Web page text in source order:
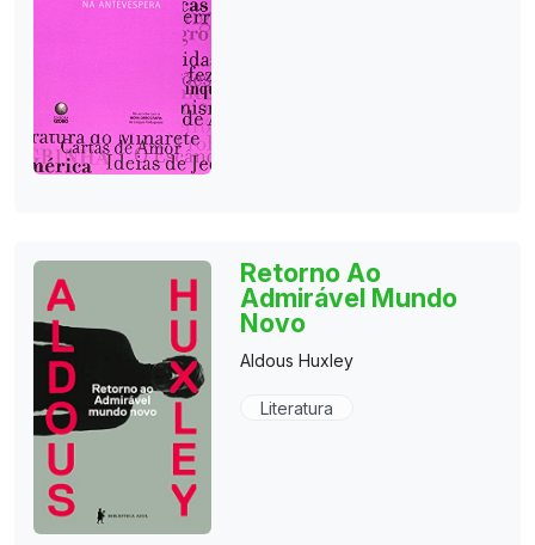
Retorno Ao
Admirável Mundo
Novo
Aldous Huxley
Literatura